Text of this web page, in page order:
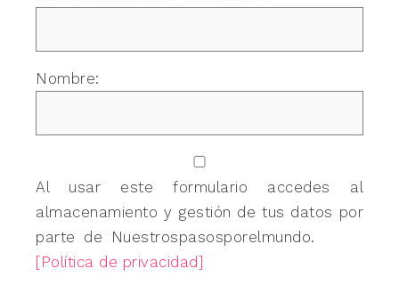
Nombre:
Al usar este formulario accedes al
almacenamiento y gestión de tus datos por
parte de Nuestrospasosporelmundo.
[Política de privacidad]